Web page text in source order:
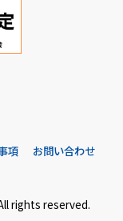
項
お問い合わせ
rights reserved.